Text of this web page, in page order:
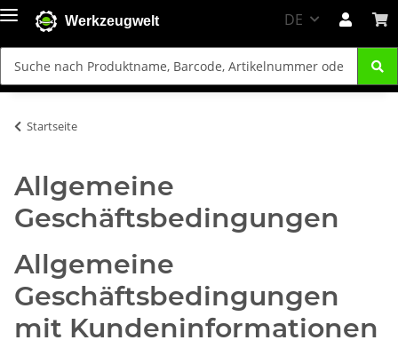
Werkzeugwelt DE
Startseite
Allgemeine
Geschäftsbedingungen
Allgemeine
Geschäftsbedingungen
mit Kundeninformationen